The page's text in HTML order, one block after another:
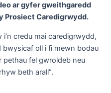
ar gyfer gweithgaredd
Prosiect Caredigrwydd.
i’n credu mai caredigrwydd,
oll i fi mewn bodau
pethau fel gwroldeb neu
beth arall”.